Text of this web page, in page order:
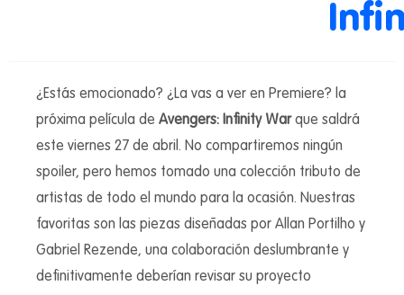
¿Estás emocionado? ¿La vas a ver en Premiere? la
próxima película de Avengers: Infinity Warque saldrá
este viernes 27 de abril. No compartiremos ningún
spoiler, pero hemos tomado una colección tributo de
artistas de todo el mundo para la ocasión. Nuestras
favoritas son las piezas diseñadas por Allan Portilho y
Gabriel Rezende, una colaboración deslumbrante y
definitivamente deberían revisar su proyecto